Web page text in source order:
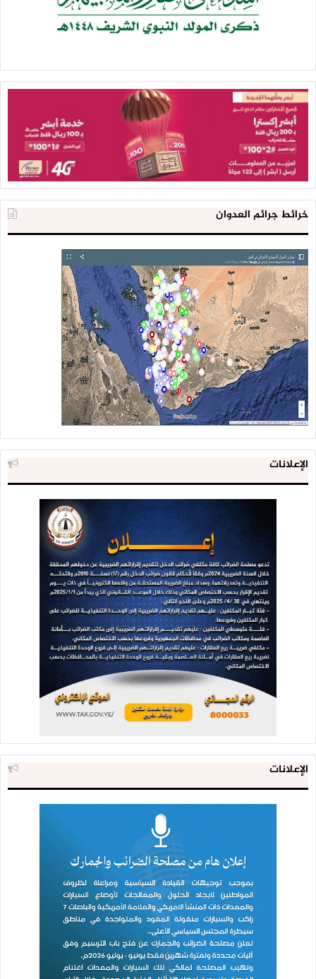
خرائط جرائم العدوان
الإعلانات
الإعلانات